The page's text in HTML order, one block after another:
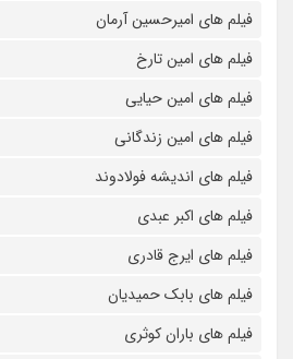
فیلم های امیرحسین آرمان
فیلم های امین تارخ
فیلم های امین حیایی
فیلم های امین زندگانی
فیلم های اندیشه فولادوند
فیلم های اکبر عبدی
فیلم های ایرج قادری
فیلم های بابک حمیدیان
فیلم های باران کوثری